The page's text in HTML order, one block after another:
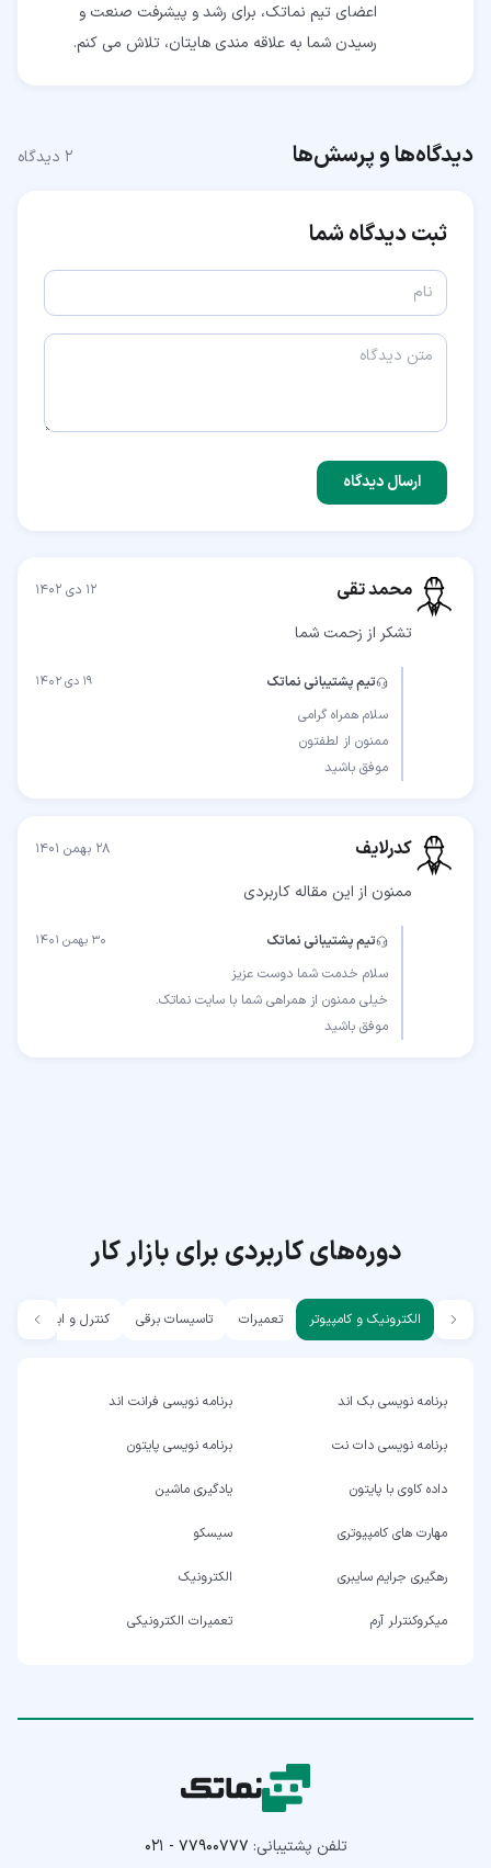
اعضای تیم نماتک، برای رشد و پیشرفت صنعت و
رسیدن شما به علاقه مندی هایتان، تلاش می کنم.
دیدگاه‌ها و پرسش‌ها ۲ دیدگاه
ثبت دیدگاه شما
ارسال دیدگاه
محمد تقی ۱۲ دی ۱۴۰۲
تشکر از زحمت شما
تیم پشتیبانی نماتک ۱۹ دی ۱۴۰۲
موفق باشید
کدرلایف ۲۸ بهمن ۱۴۰۱
ممنون از این مقاله کاربردی
تیم پشتیبانی نماتک ۳۰ بهمن ۱۴۰۱
موفق باشید
دوره‌های کاربردی برای بازار کار
الکترونیک و کامپیوتر تعمیرات تاسیسات برقی کنترل و ابزار دقیق
برنامه نویسی بک اند برنامه نویسی فرانت اند
برنامه نویسی دات نت برنامه نویسی پایتون
داده کاوی با پایتون یادگیری ماشین
مهارت های کامپیوتری سیسکو
رهگیری جرایم سایبری الکترونیک
میکروکنترلر آرم تعمیرات الکترونیکی
تلفن پشتیبانی: ۰۲۱ - ۷۷۹۰۰۷۷۷